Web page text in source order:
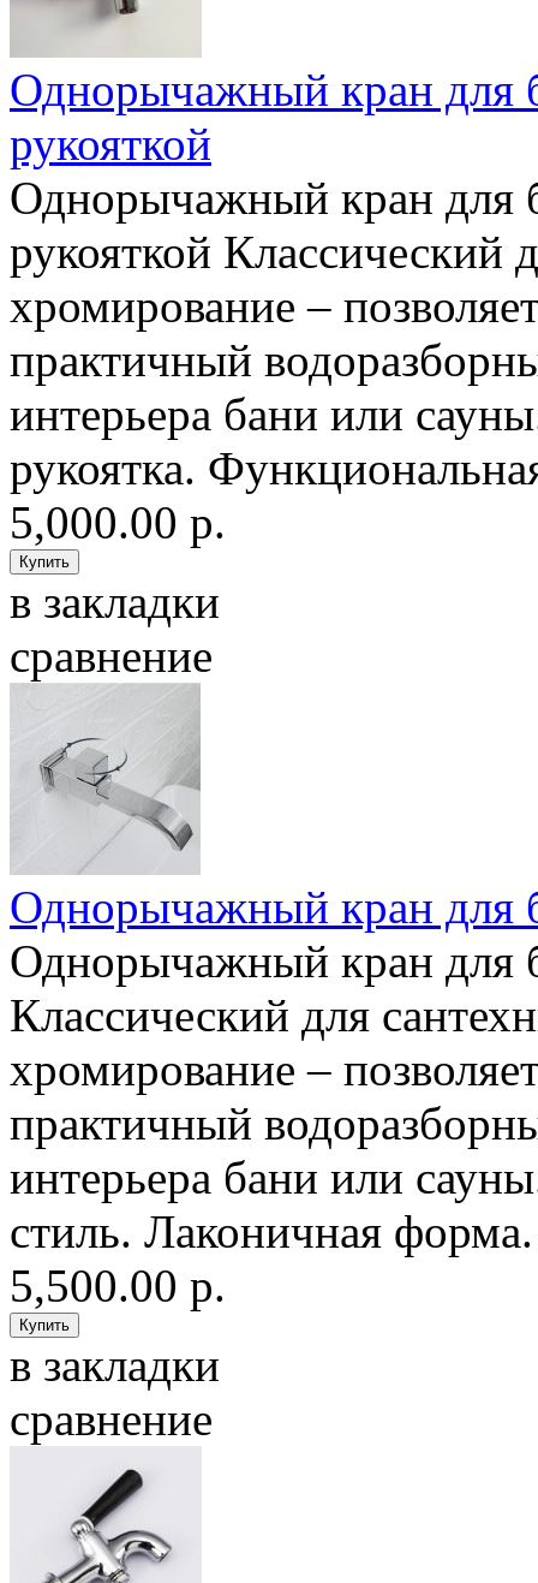
Однорычажный кран для
рукояткой
Однорычажный кран для
рукояткой Классический
хромирование –
практичный
интерьера бани или
рукоятка.
5,000.00 р.
в закладки
сравнение
Однорычажный кран для
Однорычажный кран для
Классический для
хромирование –
практичный
интерьера бани или
стиль. Лаконичная
5,500.00 р.
в закладки
сравнение